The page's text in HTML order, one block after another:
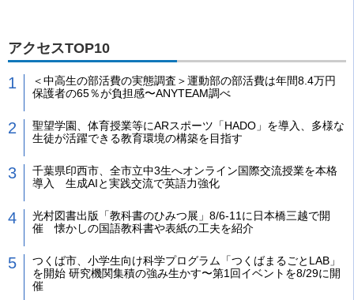
アクセスTOP10
＜中高生の部活費の実態調査＞運動部の部活費は年間8.4万円
保護者の65％が負担感〜ANYTEAM調べ
聖望学園、体育授業等にARスポーツ「HADO」を導入、多様な
生徒が活躍できる教育環境の構築を目指す
千葉県印西市、全市立中3生へオンライン国際交流授業を本格
導入 生成AIと実践交流で英語力強化
光村図書出版「教科書のひみつ展」8/6-11に日本橋三越で開
催 懐かしの国語教科書や表紙の工夫を紹介
つくば市、小学生向け科学プログラム「つくばまるごとLAB」
を開始 研究機関集積の強み生かす〜第1回イベントを8/29に開
催